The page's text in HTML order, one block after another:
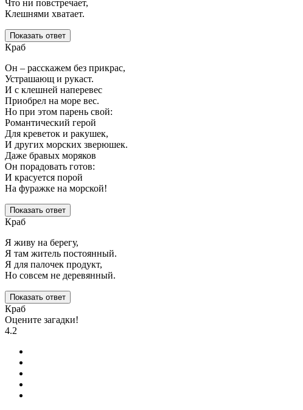
Что ни повстречает,
Клешнями хватает.
Показать ответ
Краб
Он – расскажем без прикрас,
Устрашающ и рукаст.
И с клешней наперевес
Приобрел на море вес.
Но при этом парень свой:
Романтический герой
Для креветок и ракушек,
И других морских зверюшек.
Даже бравых моряков
Он порадовать готов:
И красуется порой
На фуражке на морской!
Показать ответ
Краб
Я живу на берегу,
Я там житель постоянный.
Я для палочек продукт,
Но совсем не деревянный.
Показать ответ
Краб
Оцените загадки!
4.2